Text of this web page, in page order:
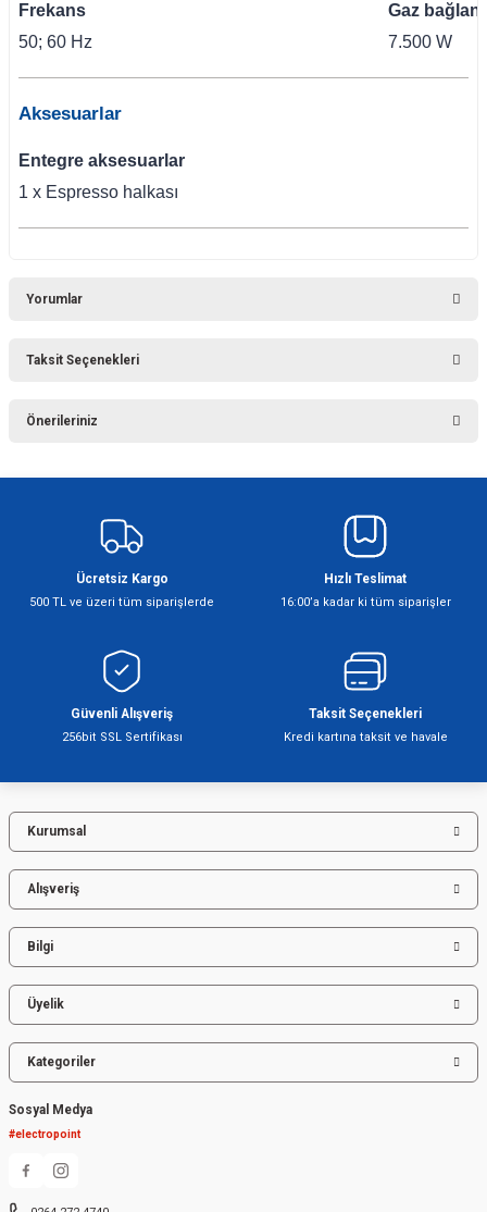
Frekans
50; 60 Hz
Gaz
7.500 W
Aksesuarlar
Entegre aksesuarlar
1 x Espresso halkası
Yorumlar
Taksit Seçenekleri
Önerileriniz
Görüş ve önerileriniz için teşekkür ederiz.
Ürün resmi kalitesiz, bozuk veya görüntülenemiyor.
Ürün bilgilerinde hatalar bulunuyor.
Ürün fiyatı diğer sitelerden daha pahalı.
Bu ürüne benzer farklı alternatifler olmalı.
Gönder
Ücretsiz Kargo
500 TL ve üzeri tüm siparişlerde
Hızlı Teslimat
16:00’a kadar ki tüm siparişler
Güvenli Alışveriş
256bit SSL Sertifikası
Taksit Seçenekleri
Kredi kartına taksit ve havale
Kurumsal
Alışveriş
Bilgi
Üyelik
Kategoriler
Sosyal Medya
#electropoint